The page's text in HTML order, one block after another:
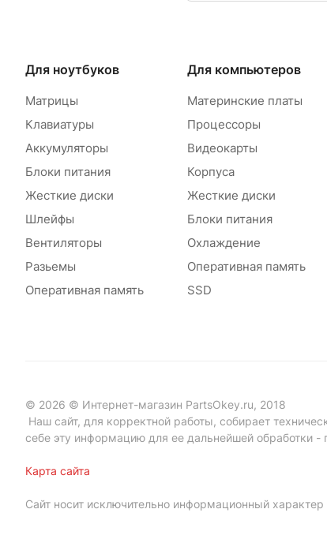
Для ноутбуков
Матрицы
Клавиатуры
Аккумуляторы
Блоки питания
Жесткие диски
Шлейфы
Вентиляторы
Разьемы
Оперативная память
Для компьютеров
Материнские платы
Процессоры
Видеокарты
Корпуса
Жесткие диски
Блоки питания
Охлаждение
Оперативная память
SSD
© 2026 © Интернет-магазин PartsOkey.ru, 2018
Наш сайт, для корректной работы, собирает
себе эту информацию для ее дальнейшей обработки -
Карта сайта
Сайт носит исключительно информационный